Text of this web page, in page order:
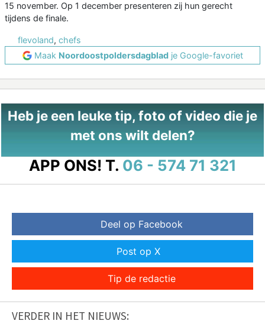
15 november. Op 1 december presenteren zij hun gerecht
tijdens de finale.
flevoland, chefs
Maak Noordoostpoldersdagbladje Google-favoriet
Heb je een leuke tip, foto of video die je
met ons wilt delen?
APP ONS! T. 06 - 574 71 321
Deel op Facebook
Post op X
Tip de redactie
VERDER IN HET NIEUWS: